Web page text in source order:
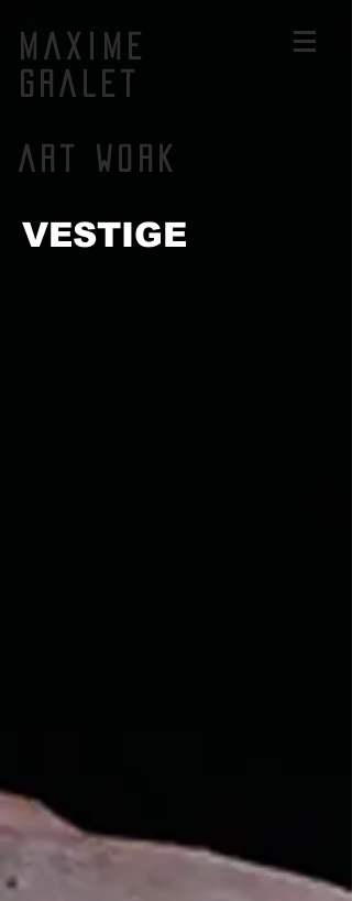
MAXIME
GRALET
ART WORK
VESTIGE